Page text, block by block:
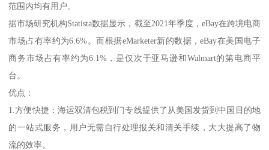
范围内均有用户。
据市场研究机构Statista数据显示，截至2021年季度，eBay在跨境电商
市场占有率约为6.6%。而根据eMarketer新的数据，eBay在美国电子
商务市场占有率约为6.1%，是仅次于亚马逊和Walmart的第电商平
台。
优点：
1.方便快捷：海运双清包税到门专线提供了从美国发货到中国目的地
的一站式服务，用户无需自行处理报关和清关手续，大大提高了物
流的效率。